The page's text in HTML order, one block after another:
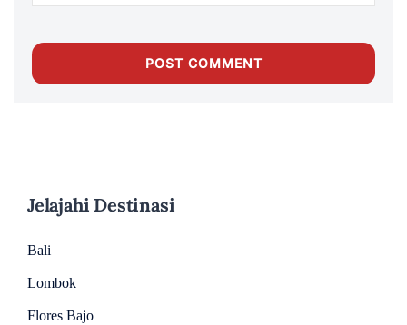
Jelajahi Destinasi
Bali
Lombok
Flores Bajo